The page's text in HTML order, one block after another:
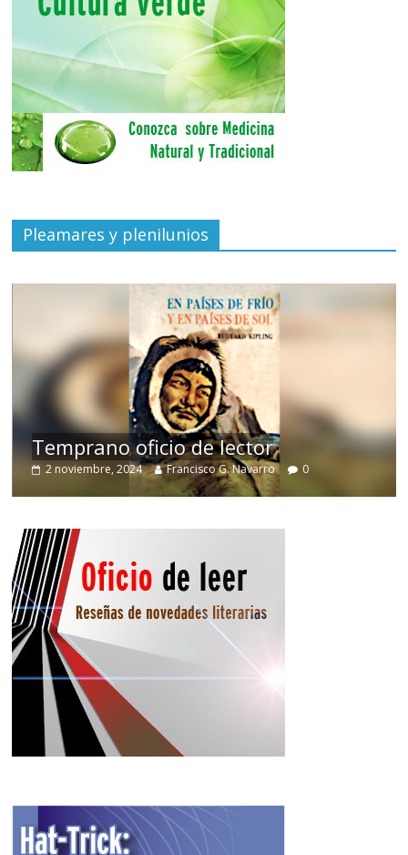
Pleamares y plenilunios
Temprano oficio de lector
2 noviembre, 2024 Francisco G. Navarro 0